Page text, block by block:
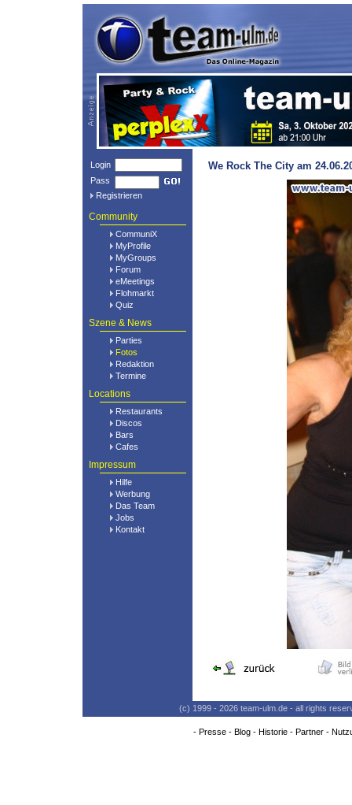
Login
Pass
Registrieren
Community
CommuniX
MyProfile
MyGroups
Forum
eMeetings
Flohmarkt
Quiz
Szene & News
Parties
Fotos
Redaktion
Termine
Locations
Restaurants
Discos
Bars
Cafes
Impressum
Hilfe
Werbung
Das Team
Jobs
Kontakt
We Rock The City am
(c) 1999 - 2026 team-ulm.de - all rights
- Presse- Blog- Historie- Partner-